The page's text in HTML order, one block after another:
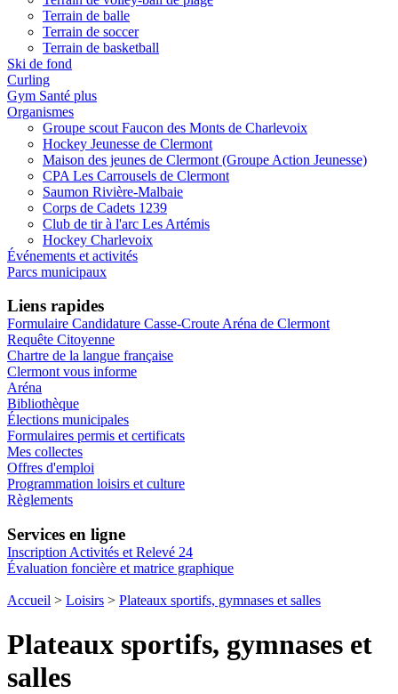
Terrain de balle
Terrain de soccer
Terrain de basketball
Ski de fond
Curling
Gym Santé plus
Organismes
Groupe scout Faucon des Monts de Charlevoix
Hockey Jeunesse de Clermont
Maison des jeunes de Clermont (Groupe Action Jeunesse)
CPA Les Carrousels de Clermont
Saumon Rivière-Malbaie
Corps de Cadets 1239
Club de tir à l'arc Les Artémis
Hockey Charlevoix
Événements et activités
Parcs municipaux
Liens rapides
Formulaire Candidature Casse-Croute Aréna de Clermont
Requête Citoyenne
Chartre de la langue française
Clermont vous informe
Aréna
Bibliothèque
Élections municipales
Formulaires permis et certificats
Mes collectes
Offres d'emploi
Programmation loisirs et culture
Règlements
Services en ligne
Inscription Activités et Relevé 24
Évaluation foncière et matrice graphique
Accueil > Loisirs > Plateaux sportifs, gymnases et salles
Plateaux sportifs, gymnases et
salles